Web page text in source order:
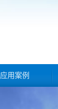
应用案例